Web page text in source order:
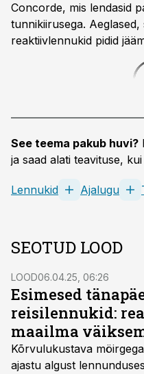
Concorde, mis lendasid
tunni­kiirusega.
reaktiivlennukid pidid
See teema pakub huvi?
ja saad alati teavituse,
Lennukid Ajalugu
SEOTUD LOOD
LOOD06.04.25, 06:26
Esimesed
reisilennukid:
maailma
Kõrvulukustava
ajastu algust